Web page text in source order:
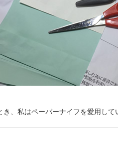
き、私はペーパーナイフを愛用して